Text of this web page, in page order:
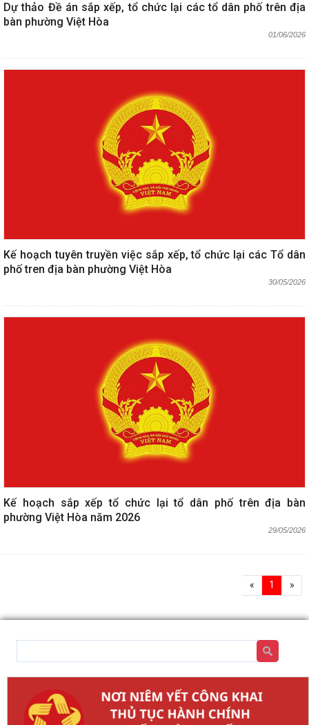
Dự thảo Đề án sắp xếp, tổ chức lại các tổ dân phố trên địa
bàn phường Việt Hòa
01/06/2026
Kế hoạch tuyên truyền việc sắp xếp, tổ chức lại các Tổ dân
phố tren địa bàn phường Việt Hòa
30/05/2026
Kế hoạch sắp xếp tổ chức lại tổ dân phố trên địa bàn
phường Việt Hòa năm 2026
29/05/2026
« 1 »